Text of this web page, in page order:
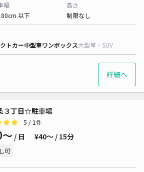
幅
以下
高さ
制限なし
トカー中型車ワンボックス大型車・SUV
詳細へ
３丁目☆駐車場
5 / 1件
/ 日 ¥40〜 / 15分
可